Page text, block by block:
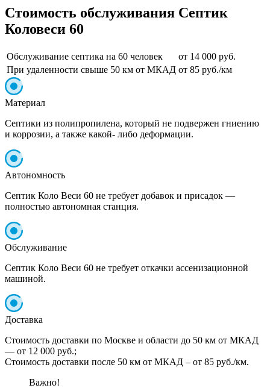
Стоимость обслуживания Септик
Коловеси 60
Обслуживание септика на 60 человек
от 14 000 руб.
При удаленности свыше 50 км от МКАД от 85 руб./км
Материал
Септики из полипропилена, который не подвержен гниению
и коррозии, а также какой- либо деформации.
Автономность
Септик Коло Веси 60 не требует добавок и присадок —
полностью автономная станция.
Обслуживание
Септик Коло Веси 60 не требует откачки ассенизационной
машиной.
Доставка
Стоимость доставки по Москве и области до 50 км от МКАД
— от 12 000 руб.;
Стоимость доставки после 50 км от МКАД – от 85 руб./км.
Важно!